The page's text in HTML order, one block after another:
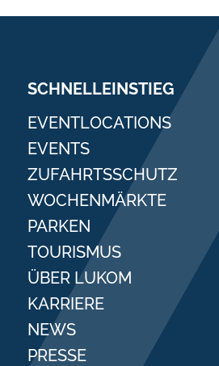
SCHNELLEINSTIEG
EVENTLOCATIONS
EVENTS
ZUFAHRTSSCHUTZ
WOCHENMÄRKTE
PARKEN
TOURISMUS
ÜBER LUKOM
KARRIERE
NEWS
PRESSE